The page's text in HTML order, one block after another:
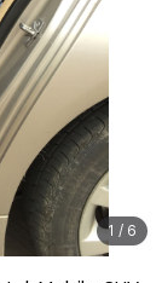
1 / 6